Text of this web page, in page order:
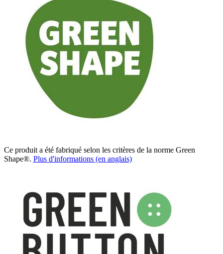
Ce produit a été fabriqué selon les critères de la norme Green
Shape®. Plus d'informations (en anglais)